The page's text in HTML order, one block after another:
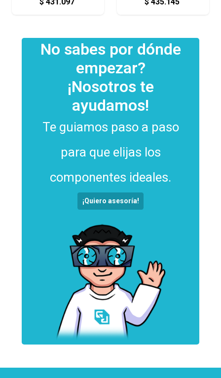
No sabes por dónde
empezar?
¡Nosotros te
ayudamos!
Te guiamos paso a paso
para que elijas los
componentes ideales.
¡Quiero asesoría!